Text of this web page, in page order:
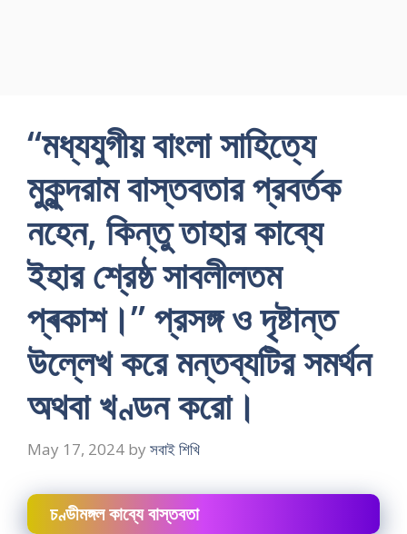
“মধ্যযুগীয় বাংলা সাহিত্যে
মুকুন্দরাম বাস্তবতার প্রবর্তক
নহেন, কিন্তু তাহার কাব্যে
ইহার শ্রেষ্ঠ সাবলীলতম
প্ৰকাশ।” প্রসঙ্গ ও দৃষ্টান্ত
উল্লেখ করে মন্তব্যটির সমর্থন
অথবা খণ্ডন করো।
May 17, 2024 by সবাই শিখি
চণ্ডীমঙ্গল কাব্যে বাস্তবতা